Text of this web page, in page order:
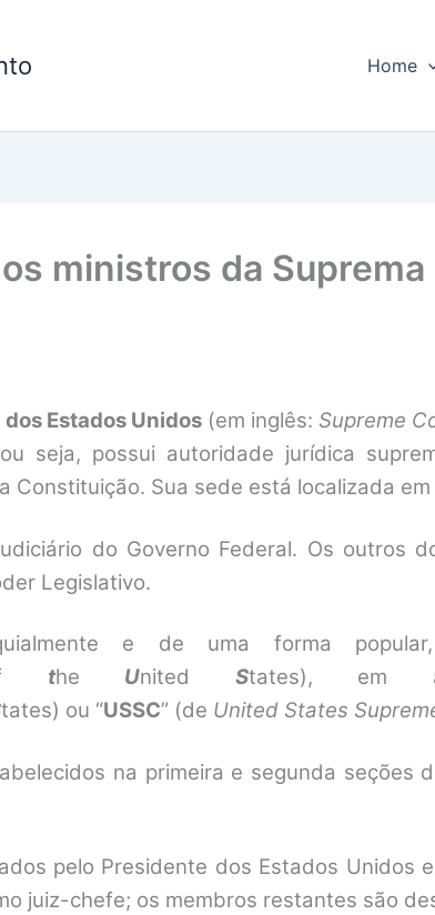
Home
ministros da
Estados Unidos (em inglês: Supreme
seja, possui autoridade jurídica
Sua sede está localizada em
do Governo Federal. Os outros
Legislativo.
e de uma forma
the United States), em
tates) ou “USSC” (de United States
na primeira e segunda seções
pelo Presidente dos Estados Unidos
juiz-chefe; os membros restantes são